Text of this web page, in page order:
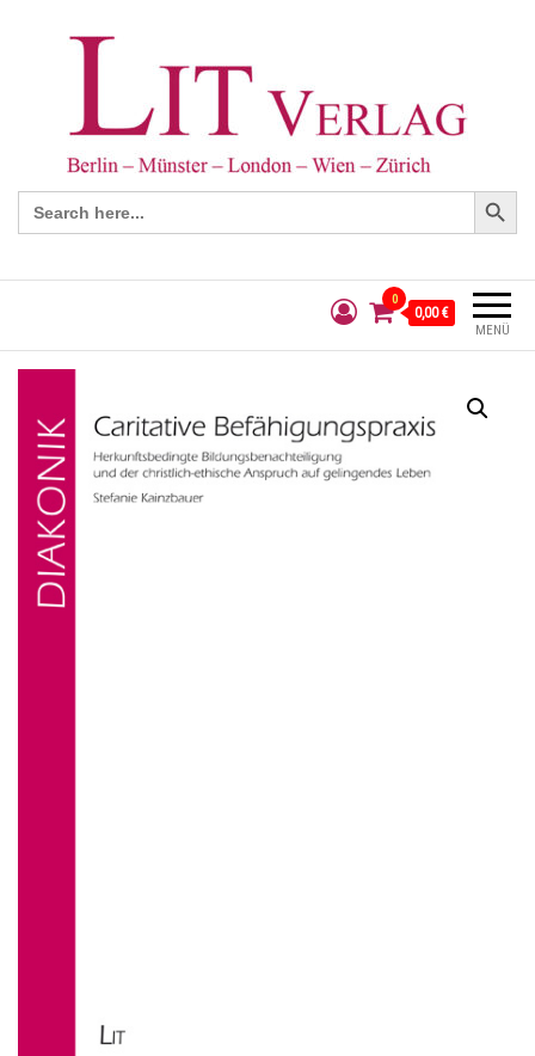
Search
for:
Search Button
MENÜ
0
0,00 €